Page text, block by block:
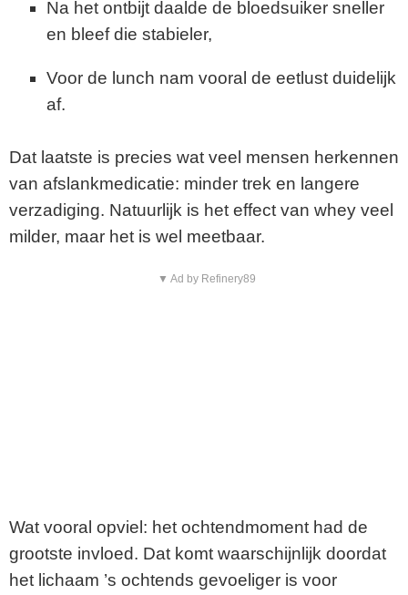
Na het ontbijt daalde de bloedsuiker sneller
en bleef die stabieler,
Voor de lunch nam vooral de eetlust duidelijk
af.
Dat laatste is precies wat veel mensen herkennen
van afslankmedicatie: minder trek en langere
verzadiging. Natuurlijk is het effect van whey veel
milder, maar het is wel meetbaar.
▼ Ad by Refinery89
Wat vooral opviel: het ochtendmoment had de
grootste invloed. Dat komt waarschijnlijk doordat
het lichaam ’s ochtends gevoeliger is voor